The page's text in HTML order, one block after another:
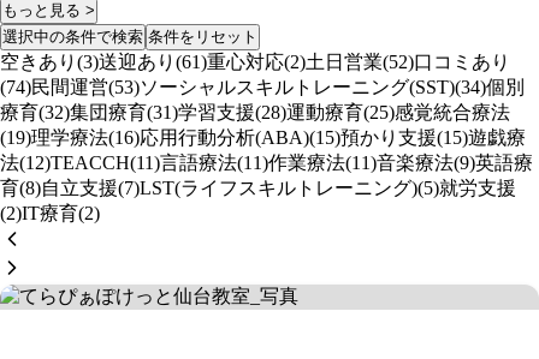
もっと見る >
選択中の条件で検索 条件をリセット
空きあり(3)送迎あり(61)重心対応(2)土日営業(52)口コミあり
(74)民間運営(53)ソーシャルスキルトレーニング(SST)(34)個別
療育(32)集団療育(31)学習支援(28)運動療育(25)感覚統合療法
(19)理学療法(16)応用行動分析(ABA)(15)預かり支援(15)遊戯療
法(12)TEACCH(11)言語療法(11)作業療法(11)音楽療法(9)英語療
育(8)自立支援(7)LST(ライフスキルトレーニング)(5)就労支援
(2)IT療育(2)